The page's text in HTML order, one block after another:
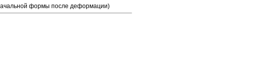
формы после деформации)